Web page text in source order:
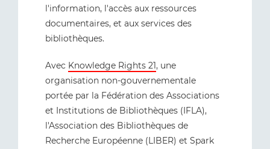
l'information, l'accès aux ressources
documentaires, et aux services des
bibliothèques.
Avec Knowledge Rights 21, une
organisation non-gouvernementale
portée par la Fédération des Associations
et Institutions de Bibliothèques (IFLA),
l'Association des Bibliothèques de
Recherche Européenne (LIBER) et Spark